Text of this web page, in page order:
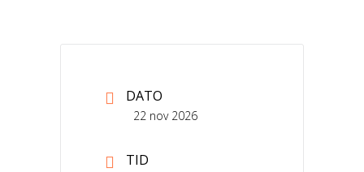
DATO
22 nov 2026
TID